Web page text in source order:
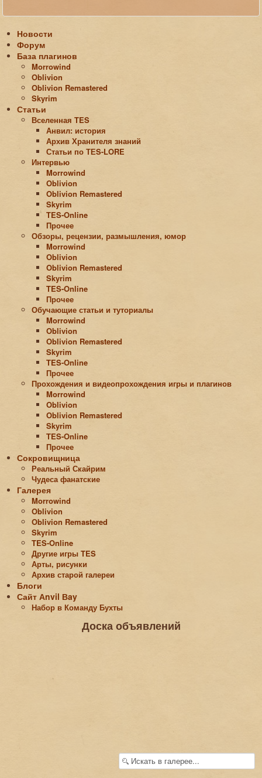
Новости
Форум
База плагинов
Morrowind
Oblivion
Oblivion Remastered
Skyrim
Статьи
Вселенная TES
Анвил: история
Архив Хранителя знаний
Статьи по ТЕS-LORE
Интервью
Morrowind
Oblivion
Oblivion Remastered
Skyrim
TES-Online
Прочее
Обзоры, рецензии, размышления, юмор
Morrowind
Oblivion
Oblivion Remastered
Skyrim
TES-Online
Прочее
Обучающие статьи и туториалы
Morrowind
Oblivion
Oblivion Remastered
Skyrim
TES-Online
Прочее
Прохождения и видеопрохождения игры и плагинов
Morrowind
Oblivion
Oblivion Remastered
Skyrim
TES-Online
Прочее
Сокровищница
Реальный Скайрим
Чудеса фанатские
Галерея
Morrowind
Oblivion
Oblivion Remastered
Skyrim
TES-Online
Другие игры TES
Арты, рисунки
Архив старой галереи
Блоги
Сайт Аnvil Вay
Набор в Команду Бухты
Доска объявлений